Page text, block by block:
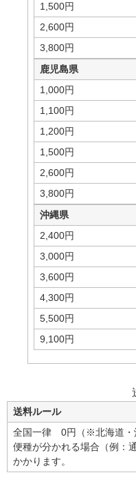
1,500円
2,600円
3,800円
鹿児島県
1,000円
1,100円
1,200円
1,500円
2,600円
3,800円
沖縄県
2,400円
3,000円
3,600円
4,300円
5,500円
9,100円
送料ルール
全国一律 0円（※北海道・
便種が分かれる場合（例：
かかります。